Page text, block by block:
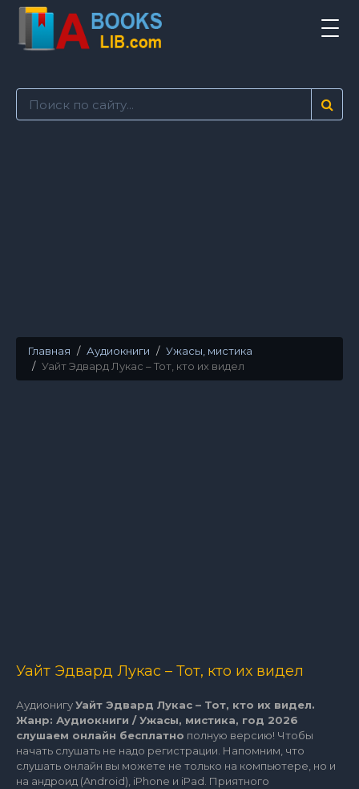
Главная Аудиокниги
Ужасы, мистика
Уайт Эдвард Лукас – Тот, кто их видел
Уайт Эдвард Лукас – Тот, кто их видел
АудионигуУайт Эдвард Лукас – Тот, кто их видел.
Жанр: Аудиокниги / Ужасы, мистика, год 2026
слушаем онлайн бесплатно полную версию! Чтобы
начать слушать не надо регистрации. Напомним, что
слушать онлайн вы можете не только на компьютере, но и
на андроид (Android), iPhone и iPad. Приятного